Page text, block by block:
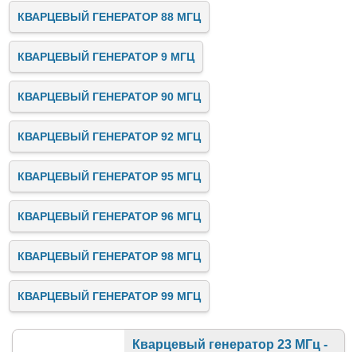
КВАРЦЕВЫЙ ГЕНЕРАТОР 88 МГЦ
КВАРЦЕВЫЙ ГЕНЕРАТОР 9 МГЦ
КВАРЦЕВЫЙ ГЕНЕРАТОР 90 МГЦ
КВАРЦЕВЫЙ ГЕНЕРАТОР 92 МГЦ
КВАРЦЕВЫЙ ГЕНЕРАТОР 95 МГЦ
КВАРЦЕВЫЙ ГЕНЕРАТОР 96 МГЦ
КВАРЦЕВЫЙ ГЕНЕРАТОР 98 МГЦ
КВАРЦЕВЫЙ ГЕНЕРАТОР 99 МГЦ
Кварцевый генератор 23 МГц -